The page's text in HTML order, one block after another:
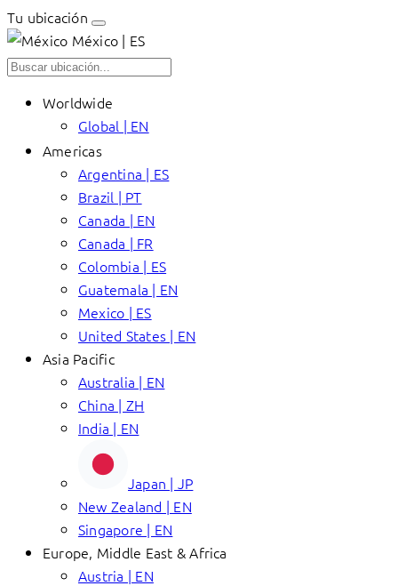
Tu ubicación
México | ES
Worldwide
Global | EN
Americas
Argentina | ES
Brazil | PT
Canada | EN
Canada | FR
Colombia | ES
Guatemala | EN
Mexico | ES
United States | EN
Asia Pacific
Australia | EN
China | ZH
India | EN
Japan | JP
New Zealand | EN
Singapore | EN
Europe, Middle East & Africa
Austria | EN